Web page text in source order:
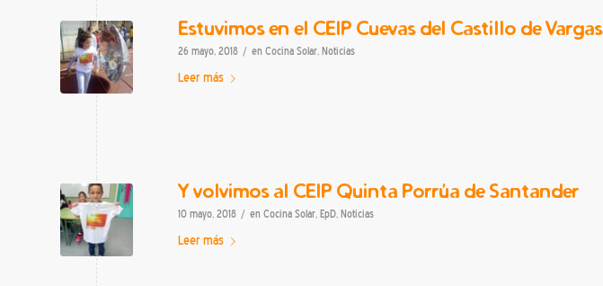
Estuvimos en el CEIP Cuevas del Castillo de Vargas
26 mayo, 2018 / en Cocina Solar, Noticias
Leer más
Y volvimos al CEIP Quinta Porrúa de Santander
10 mayo, 2018 / en Cocina Solar, EpD, Noticias
Leer más